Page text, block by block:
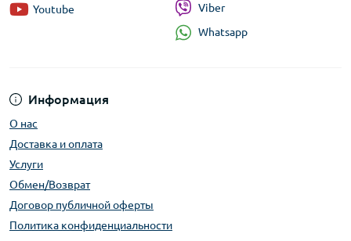
Информация
О нас
Доставка и оплата
Услуги
Обмен/Возврат
Договор публичной оферты
Политика конфиденциальности
Youtube
Viber
Whatsapp